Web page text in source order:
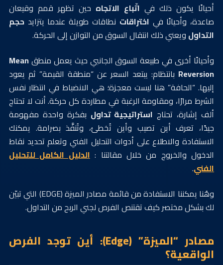
أحيانًا يكون ذلك في اتّباع الاتجاه حين تظهر قمم وقيعان
صاعدة، وأحيانًا في اختراقات نطاقات طويلة عندما يتزايدحجم
التداول ويعني ذلك انتقال السوق من التوازن إلى الحركة.
وأحيانًا أخرى في طبيعة السوق الجانبي حيث يعمل منطقMean
Reversion بانتظام: يبتعد السعر عن “منطقة القيمة” ثم يعود
إليها. “الحافة” هنا ليست معجزة؛ هي الانضباط في انتظار نفس
الشرط مرارًا، ومقاومة الرغبة في مطاردة كل حركة. أنت لا تحتاج
ألف إشارة، تحتاج استراتيجية تداول بفكرة واحدة مفهومة
جيدًا، تعرف أين تصيب وأين تُخطئ، وتُنفَّذ بصرامة. يمكنك
الاستفادة والاطلاع على أدوات التحليل الفني وتعلم تحديد نقاط
الدخول والخروج من خلال مقالتنا :الدليل الكامل للتحليل
الفني.
وهُنا يمكننا الاستفادة من قائمة مصادر الميزة (EDGE) التي تبيّن
لك بشكل مختصر كيف تقتنص الفرص لجني الربح من التداول.
مصادر “الميزة” (Edge): أين توجد الفرص
الواقعية؟